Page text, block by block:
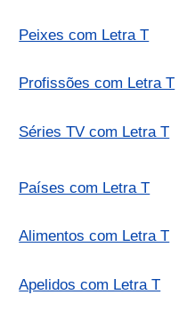
Peixes com Letra T
Profissões com Letra T
Séries TV com Letra T
Países com Letra T
Alimentos com Letra T
Apelidos com Letra T